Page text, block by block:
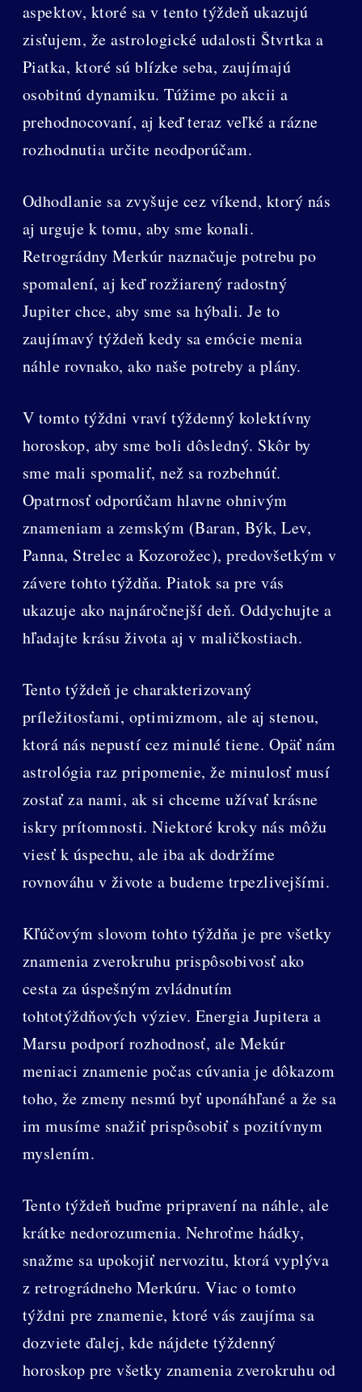
aspektov, ktoré sa v tento týždeň ukazujú
zisťujem, že astrologické udalosti Štvrtka a
Piatka, ktoré sú blízke seba, zaujímajú
osobitnú dynamiku. Túžime po akcii a
prehodnocovaní, aj keď teraz veľké a rázne
rozhodnutia určite neodporúčam.
Odhodlanie sa zvyšuje cez víkend, ktorý nás
aj urguje k tomu, aby sme konali.
Retrográdny Merkúr naznačuje potrebu po
spomalení, aj keď rozžiarený radostný
Jupiter chce, aby sme sa hýbali. Je to
zaujímavý týždeň kedy sa emócie menia
náhle rovnako, ako naše potreby a plány.
V tomto týždni vraví týždenný kolektívny
horoskop, aby sme boli dôsledný. Skôr by
sme mali spomaliť, než sa rozbehnúť.
Opatrnosť odporúčam hlavne ohnivým
znameniam a zemským (Baran, Býk, Lev,
Panna, Strelec a Kozorožec), predovšetkým v
závere tohto týždňa. Piatok sa pre vás
ukazuje ako najnáročnejší deň. Oddychujte a
hľadajte krásu života aj v maličkostiach.
Tento týždeň je charakterizovaný
príležitosťami, optimizmom, ale aj stenou,
ktorá nás nepustí cez minulé tiene. Opäť nám
astrológia raz pripomenie, že minulosť musí
zostať za nami, ak si chceme užívať krásne
iskry prítomnosti. Niektoré kroky nás môžu
viesť k úspechu, ale iba ak dodržíme
rovnováhu v živote a budeme trpezlivejšími.
Kľúčovým slovom tohto týždňa je pre všetky
znamenia zverokruhu prispôsobivosť ako
cesta za úspešným zvládnutím
tohtotýždňových výziev. Energia Jupitera a
Marsu podporí rozhodnosť, ale Mekúr
meniaci znamenie počas cúvania je dôkazom
toho, že zmeny nesmú byť uponáhľané a že sa
im musíme snažiť prispôsobiť s pozitívnym
myslením.
Tento týždeň buďme pripravení na náhle, ale
krátke nedorozumenia. Nehroťme hádky,
snažme sa upokojiť nervozitu, ktorá vyplýva
z retrográdneho Merkúru. Viac o tomto
týždni pre znamenie, ktoré vás zaujíma sa
dozviete ďalej, kde nájdete týždenný
horoskop pre všetky znamenia zverokruhu od